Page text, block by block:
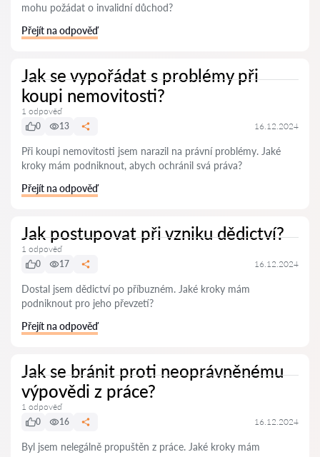
mohu požádat o invalidní důchod?
Přejít na odpověď
Jak se vypořádat s problémy při
koupi nemovitosti?
1 odpověď
0
13 16.12.2024
Při koupi nemovitosti jsem narazil na právní problémy. Jaké
kroky mám podniknout, abych ochránil svá práva?
Přejít na odpověď
Jak postupovat při vzniku dědictví?
1 odpověď
0
17 16.12.2024
Dostal jsem dědictví po příbuzném. Jaké kroky mám
podniknout pro jeho převzetí?
Přejít na odpověď
Jak se bránit proti neoprávněnému
výpovědi z práce?
1 odpověď
0
16 16.12.2024
Byl jsem nelegálně propuštěn z práce. Jaké kroky mám